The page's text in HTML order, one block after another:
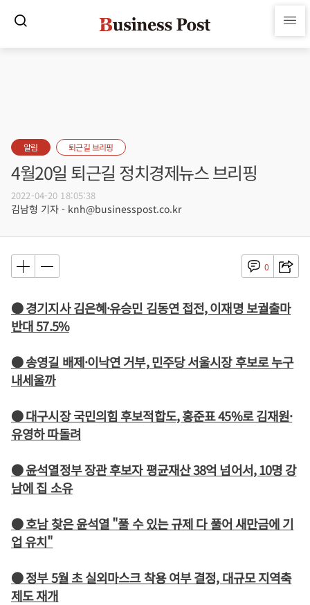
알림 퇴근길 브리핑
4월20일 퇴근길 정치경제뉴스 브리핑
2022-04-20 18:05:38
김남형 기자 - knh@businesspost.co.kr
0
● 경기지사 김은혜·유승민 김동연 접전, 이재명 보궐출마
반대 57.5%
● 송영길 배제·이낙연 거부, 민주당 서울시장 후보로 누구
내세울까
● 대구시장 국민의힘 후보적합도, 홍준표 45%로 김재원·
유영하 따돌려
● 윤석열정부 장관 후보자 평균재산 38억 넘어서, 10명 강
남에 집 소유
● 호남 찾은 윤석열 "풀 수 있는 규제 다 풀어 새만금에 기
업 유치"
● 정부 5월 초 실외마스크 착용 여부 결정, 대규모 지역축
제도 재개